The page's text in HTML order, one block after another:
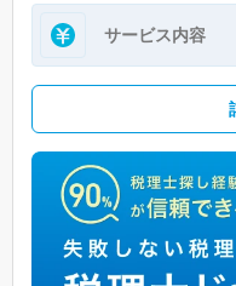
サービス内容